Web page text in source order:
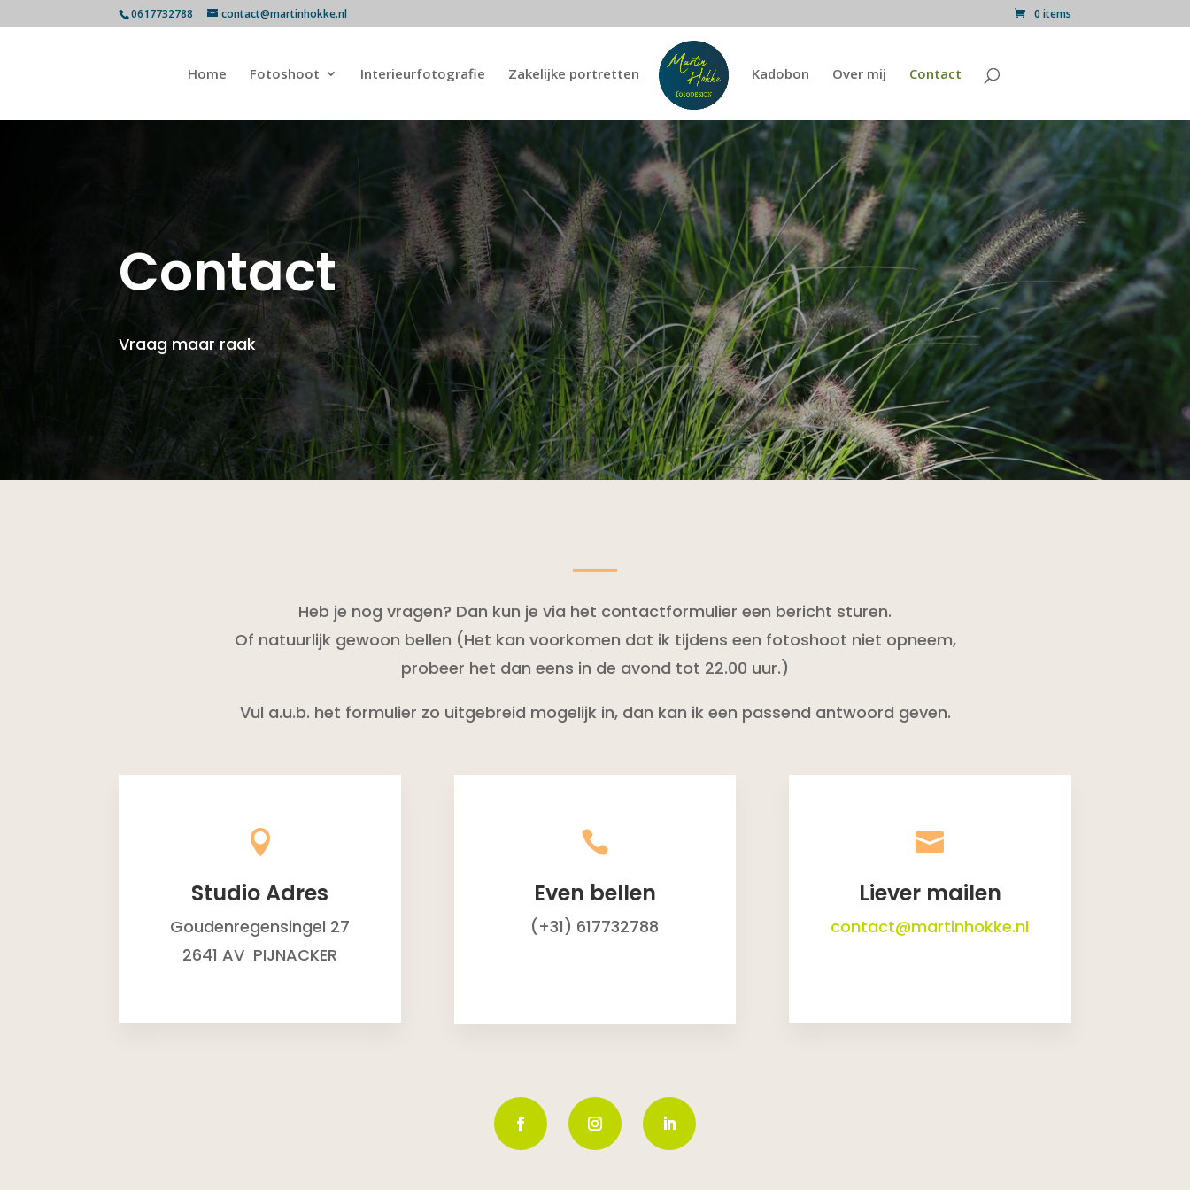
0617732788 contact@martinhokke.nl 0 items
Home Fotoshoot Interieurfotografie Zakelijke portretten Kadobon Over mij Contact
Contact
Vraag maar raak
Heb je nog vragen? Dan kun je via het contactformulier een bericht sturen.
Of natuurlijk gewoon bellen (Het kan voorkomen dat ik tijdens een fotoshoot niet opneem,
probeer het dan eens in de avond tot 22.00 uur.)
Vul a.u.b. het formulier zo uitgebreid mogelijk in, dan kan ik een passend antwoord geven.

Studio Adres
Goudenregensingel 27
2641 AV PIJNACKER

Even bellen
(+31) 617732788

Liever mailen
contact@martinhokke.nl